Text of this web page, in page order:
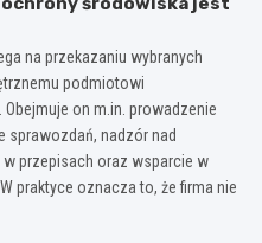
na przekazaniu wybranych
podmiotowi
on m.in. prowadzenie
sprawozdań, nadzór nad
przepisach oraz wsparcie w
praktyce oznacza to, że firma nie